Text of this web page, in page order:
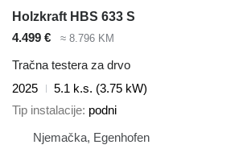
Holzkraft HBS 633 S
4.499 €
≈ 8.796 KM
Tračna testera za drvo
2025
5.1 k.s. (3.75 kW)
Tip instalacije podni
Njemačka, Egenhofen